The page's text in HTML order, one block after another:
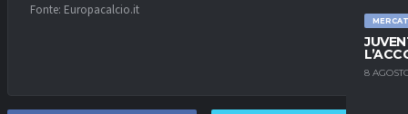
8
Fonte: Europacalcio.it